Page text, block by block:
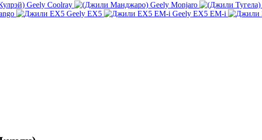
Geely Coolray Geely Monjaro
Geely EX5 Geely EX5 EM-i